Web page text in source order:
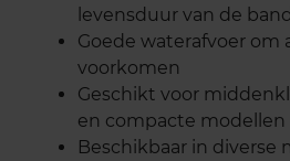
levensduur van de band
Goede waterafvoer om
voorkomen
Geschikt voor
en compacte modellen
Beschikbaar in diverse